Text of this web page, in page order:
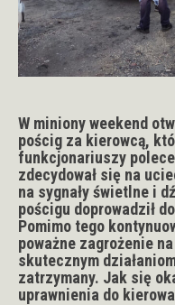
W miniony weekend
pościg za kierowcą,
funkcjonariuszy
zdecydował się na
na sygnały świetlne i
pościgu doprowadził
Pomimo tego
poważne zagrożenie
skutecznym
zatrzymany. Jak się
uprawnienia do